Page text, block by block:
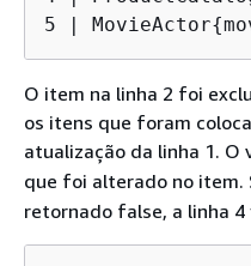
5 | MovieActor{
O item na linha 2 foi
os itens que foram
atualização da linha 1. O
que foi alterado no item.
retornado false, a linha